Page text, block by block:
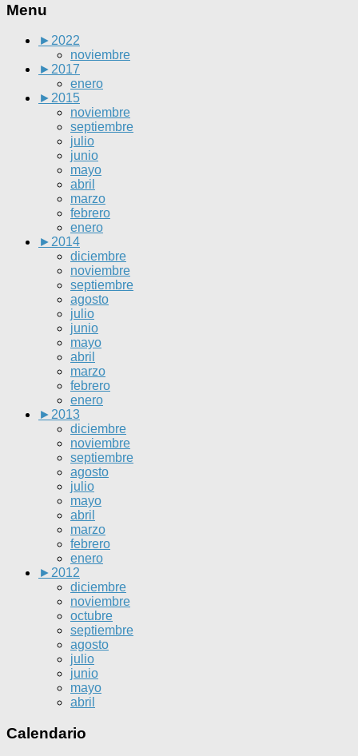
Menu
► 2022
noviembre
► 2017
enero
► 2015
noviembre
septiembre
julio
junio
mayo
abril
marzo
febrero
enero
► 2014
diciembre
noviembre
septiembre
agosto
julio
junio
mayo
abril
marzo
febrero
enero
► 2013
diciembre
noviembre
septiembre
agosto
julio
mayo
abril
marzo
febrero
enero
► 2012
diciembre
noviembre
octubre
septiembre
agosto
julio
junio
mayo
abril
Calendario